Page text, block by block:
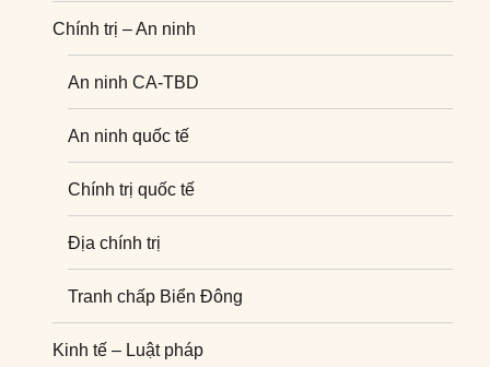
Chính trị – An ninh
An ninh CA-TBD
An ninh quốc tế
Chính trị quốc tế
Địa chính trị
Tranh chấp Biển Đông
Kinh tế – Luật pháp